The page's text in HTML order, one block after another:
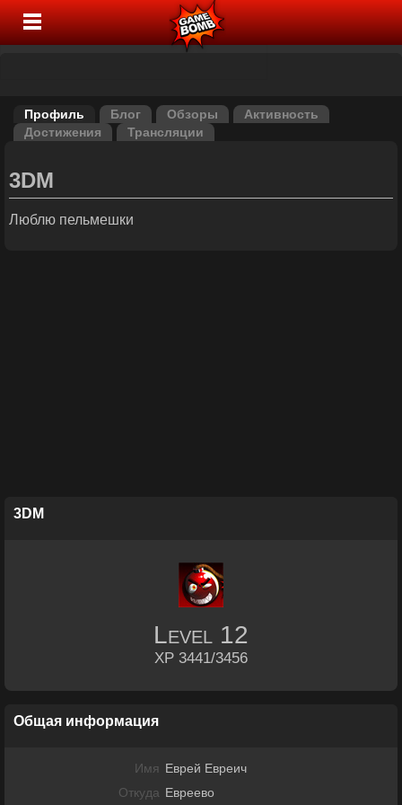
Профиль Блог Обзоры
Активность
Достижения
Трансляции
3DM
Люблю пельмешки
3DM
Level 12
XP 3441/3456
Общая информация
Имя Еврей Евреич
Откуда Евреево